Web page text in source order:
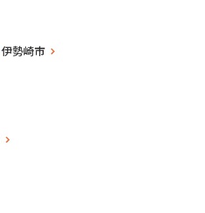
伊勢崎市